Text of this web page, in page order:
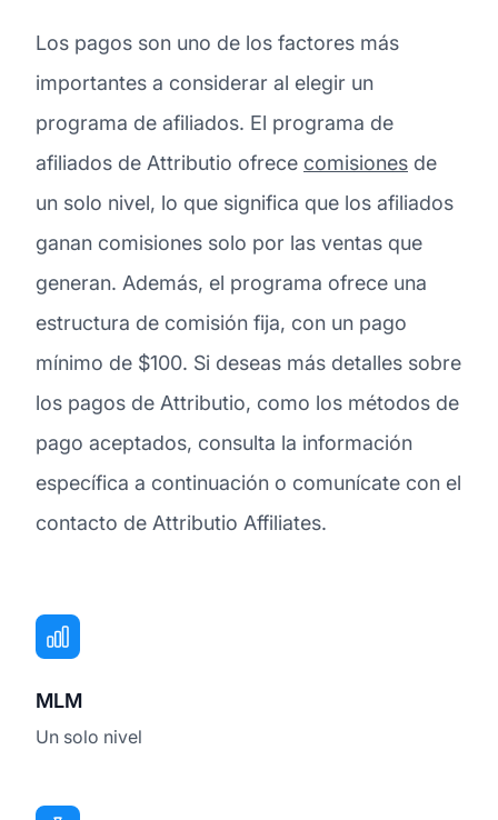
Los pagos son uno de los factores más
importantes a considerar al elegir un
programa de afiliados. El programa de
afiliados de Attributio ofrece comisiones de
un solo nivel, lo que significa que los afiliados
ganan comisiones solo por las ventas que
generan. Además, el programa ofrece una
estructura de comisión fija, con un pago
mínimo de $100. Si deseas más detalles sobre
los pagos de Attributio, como los métodos de
pago aceptados, consulta la información
específica a continuación o comunícate con el
contacto de Attributio Affiliates.
MLM
Un solo nivel